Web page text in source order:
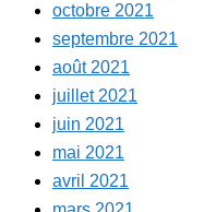
octobre 2021
septembre 2021
août 2021
juillet 2021
juin 2021
mai 2021
avril 2021